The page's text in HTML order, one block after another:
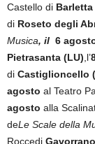
Castello di Barletta
di Roseto degli
Musica, il 6
Pietrasanta (LU) ,l’
di Castiglioncello
agosto al Teatro
agosto alla
deLe Scale della
Roccedi